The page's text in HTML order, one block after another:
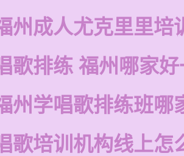
州成人尤克里里培
歌排练 福州哪家
州学唱歌排练班哪
歌培训机构线上怎